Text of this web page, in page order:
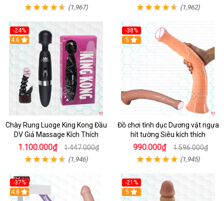
(1,967) (1,962)
-24%
4.6
Chày Rung Luoge King Kong Đầu
DV Giả Massage Kích Thích
1.100.000₫ 1.447.000₫
(1,946)
-38%
Hot
5
Đồ chơi tình dục Dương vật ngựa
hít tường Siêu kích thích
990.000₫ 1.596.000₫
(1,945)
-37%
Hot
4.8
-21%
Hot
5